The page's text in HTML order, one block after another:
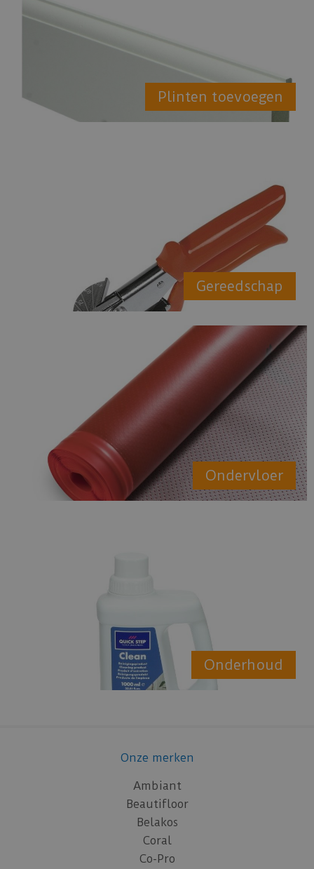
Plinten toevoegen
Gereedschap
Ondervloer
Onderhoud
Onze merken
Ambiant
Beautifloor
Belakos
Coral
Co-Pro